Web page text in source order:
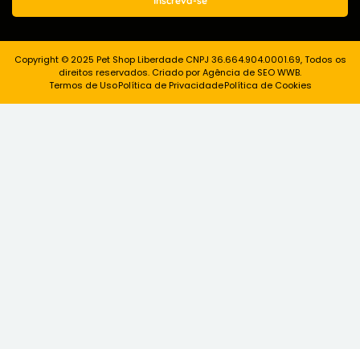
Copyright © 2025 Pet Shop Liberdade CNPJ 36.664.904.0001.69, Todos os
direitos reservados. Criado por Agência de SEO WWB.
Termos de UsoPolítica de PrivacidadePolítica de Cookies